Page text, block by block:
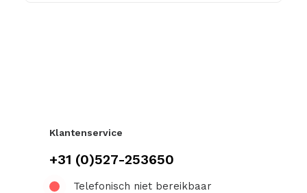
Klantenservice
+31 (0)527-253650
Telefonisch niet bereikbaar